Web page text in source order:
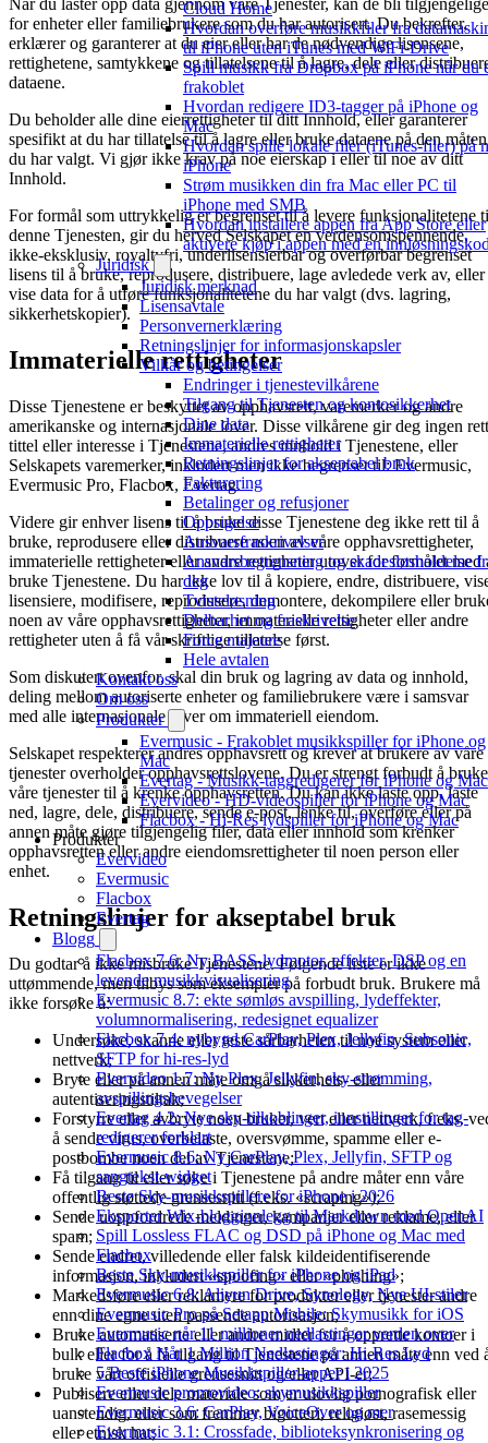
Cloud Home
Hvordan overføre musikkfiler fra
til iPhone uten iTunes med WiFi-Drive
Spill musikk fra Dropbox på iPhone når du
frakoblet
Hvordan redigere ID3-tagger på iPhone og
Mac
Hvordan spille lokale filer (iTunes-filer) på
iPhone
Strøm musikken din fra Mac eller PC til
iPhone med SMB
Hvordan installere appen fra App Store eller
aktivere kjøp i appen med en
Juridisk
Juridisk merknad
Lisensavtale
Personvernerklæring
Retningslinjer for informasjonskapsler
Vilkår og betingelser
Endringer i tjenestevilkårene
Tilgang til Tjenesten og kontosikkerhet
Dine data
Immaterielle rettigheter
Retningslinjer for akseptabel bruk
Fakturering
Betalinger og refusjoner
Oppsigelse
Ansvarsfraskrivelser
Ansvarsbegrensning og skadesløsholdelse
deg
Tvisteløsning
Delbarhet og fraskrivelse
Force majeure
Hele avtalen
Kontakt oss
Om oss
Produkter
Evermusic - Frakoblet musikkspiller for iPhone og
Mac
Evertag - Musikk-taggredigerer for iPhone og Mac
Evervideo - HD-videospiller for iPhone og Mac
Flacbox - Hi-Res lydspiller for iPhone og Mac
Produkter
Evervideo
Evermusic
Flacbox
Evertag
Blogg
Flacbox 7.6: Ny BASS-lydmotor, effekter, DSP og en
levende musikkvisualisering
Evermusic 8.7: ekte sømløs avspilling, lydeffekter,
volumnormalisering, redesignet equalizer
Flacbox 7.4: nybygd CarPlay, Plex, Jellyfin, Subsonic,
SFTP for hi-res-lyd
Evervideo 1.7: Ny Plex, Jellyfin, sky-strømming,
avspillingsbevegelser
Evertag 4.2: Nye sky-tilkoblinger, innstillinger for tag-
redigerer forklart
Evermusic 8.6: Ny CarPlay, Plex, Jellyfin, SFTP og
sangtekst-widget
Beste Sky-musikkspillere for iPhone i 2026
Eksporter Wix-blogginnlegg til Markdown med OpenAI
Spill Lossless FLAC og DSD på iPhone og Mac med
Flacbox
Beste Sky-musikkspiller for iPhone og iPad
Evermusic 6.8: Aliyun Drive, Synology, Nye UI-stiler
Evermusic Pro på Setapp Mobile: Skymusikk for iOS
Evermusic når 11 millioner nedlastinger verden over
Flacbox Når 1 Million Nedlastinger: Hi-Res Lyd
5 Beste iPhone Musikkspiller-apper i 2025
Evermusic promovideo: skymusikkspiller
Evermusic 3.6: CarPlay, VoiceOver og mer
Evermusic 3.1: Crossfade, biblioteksynkronisering og
Når du laster opp data gjennom våre Tjenester, kan de bli tilgjengelige
for enheter eller familiebrukere som du har autorisert. Du bekrefter,
erklærer og garanterer at du eier eller har de nødvendige lisensene,
rettighetene, samtykkene og tillatelsene til å lagre, dele eller
dataene.
Du beholder alle dine eierrettigheter til ditt Innhold, eller garanterer
spesifikt at du har tillatelse til å lagre eller bruke dataene på den måten
du har valgt. Vi gjør ikke krav på noe eierskap i eller til noe av ditt
Innhold.
For formål som uttrykkelig er begrenset til å levere funksjonalitetene
denne Tjenesten, gir du herved Selskapet en verdensomspennende,
ikke-eksklusiv, royaltyfri, underlisensierbar og overførbar begrenset
lisens til å bruke, reprodusere, distribuere, lage avledede verk av, eller
vise data for å utføre funksjonalitetene du har valgt (dvs. lagring,
sikkerhetskopier).
Immaterielle rettigheter
Disse Tjenestene er beskyttet av opphavsrett, varemerker og andre
amerikanske og internasjonale lover. Disse vilkårene gir deg ingen
tittel eller interesse i Tjenestene, andres innhold i Tjenestene, eller
Selskapets varemerker, inkludert men ikke begrenset til: Evermusic,
Evermusic Pro, Flacbox, Evertag.
Videre gir enhver lisens til å bruke disse Tjenestene deg ikke rett til å
bruke, reprodusere eller distribuere noen av våre opphavsrettigheter,
immaterielle rettigheter eller andre rettigheter utover for formålet med
bruke Tjenestene. Du har ikke lov til å kopiere, endre, distribuere,
lisensiere, modifisere, reprodusere, demontere, dekompilere eller
noen av våre opphavsrettigheter, immaterielle rettigheter eller andre
rettigheter uten å få vår skriftlige tillatelse først.
Som diskutert ovenfor, skal din bruk og lagring av data og innhold,
deling mellom autoriserte enheter og familiebrukere være i samsvar
med alle internasjonale lover om immateriell eiendom.
Selskapet respekterer andres opphavsrett og krever at brukere av våre
tjenester overholder opphavsrettslovene. Du er strengt forbudt å bruke
våre tjenester til å krenke opphavsretten. Du kan ikke laste opp, laste
ned, lagre, dele, distribuere, sende e-post, lenke til, overføre eller på
annen måte gjøre tilgjengelig filer, data eller innhold som krenker
opphavsretten eller andre eiendomsrettigheter til noen person eller
enhet.
Retningslinjer for akseptabel bruk
Du godtar å ikke misbruke Tjenestene. Følgende liste er ikke
uttømmende, men tilbys som eksempler på forbudt bruk. Brukere må
ikke forsøke å:
Undersøke, skanne eller teste sårbarheten til noe system eller
nettverk;
Bryte eller på annen måte omgå sikkerhets- eller
autentiseringstiltak;
Forstyrre eller avbryte noen bruker, vert eller nettverk, f.eks.
å sende virus, overbelaste, oversvømme, spamme eller e-
postbombe noen del av Tjenestene;
Få tilgang til eller søke i Tjenestene på andre måter enn våre
offentlig støttede grensesnitt (f.eks. «scraping»);
Sende uoppfordrede meldinger, kampanjer eller reklame, eller
spam;
Sende endret, villedende eller falsk kildeidentifiserende
informasjon, inkludert «spoofing» eller «phishing»;
Markedsføre eller reklamere for produkter eller tjenester andre
enn dine egne uten passende autorisasjon;
Bruke automatiserte eller andre midler for å opprette kontoer i
bulk eller for å få tilgang til Tjenestene på annen måte enn ved
bruke vårt offisielle grensesnitt og/eller API-er;
Publisere eller dele materiale som er ulovlig pornografisk eller
uanstendig, eller som fremmer bigotteri, religiøst, rasemessig
eller etnisk hat;